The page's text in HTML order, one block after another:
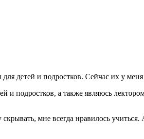
детей и подростков. Сейчас их у меня
и подростков, а также являюсь
мне всегда нравилось учиться.